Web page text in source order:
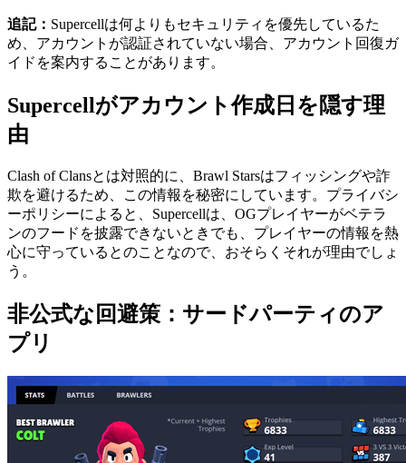
追記： Supercellは何よりもセキュリティを優先しているた
め、アカウントが認証されていない場合、アカウント回復ガ
イドを案内することがあります。
Supercellがアカウント作成日を隠す理
由
Clash of Clansとは対照的に、Brawl Starsはフィッシングや詐
欺を避けるため、この情報を秘密にしています。プライバシ
ーポリシーによると、Supercellは、OGプレイヤーがベテラ
ンのフードを披露できないときでも、プレイヤーの情報を熱
心に守っているとのことなので、おそらくそれが理由でしょ
う。
非公式な回避策：サードパーティのア
プリ